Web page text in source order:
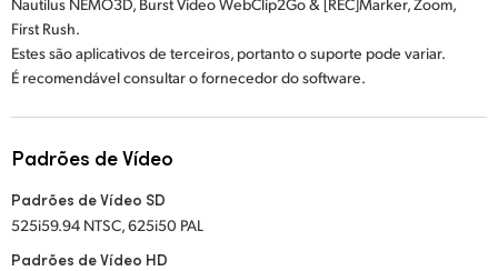
First Rush.
Estes são aplicativos de terceiros, portanto o suporte pode variar.
É recomendável consultar o fornecedor do software.
Padrões de Vídeo
Padrões de Vídeo SD
525i59.94 NTSC, 625i50 PAL
Padrões de Vídeo HD